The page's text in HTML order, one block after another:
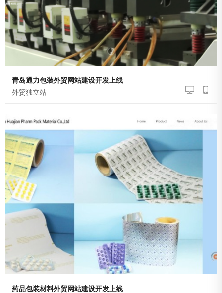
青岛通力包装外贸网站建设开发上线
外贸独立站
药品包装材料外贸网站建设开发上线